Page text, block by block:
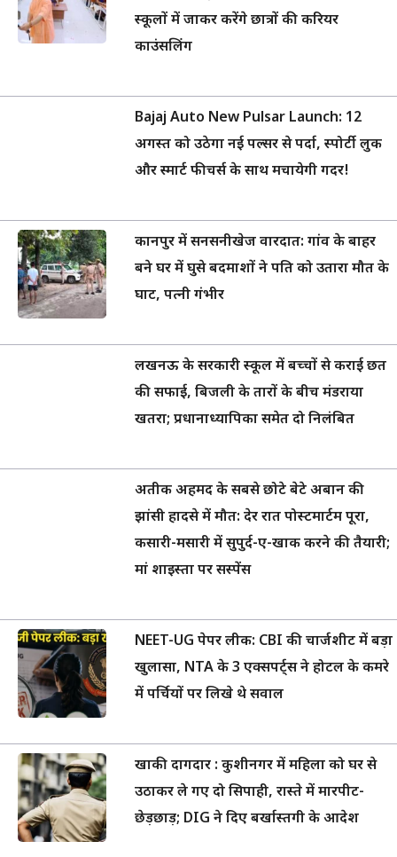
स्कूलों में जाकर करेंगे छात्रों की करियर
काउंसलिंग
Bajaj Auto New Pulsar Launch: 12
अगस्त को उठेगा नई पल्सर से पर्दा, स्पोर्टी लुक
और स्मार्ट फीचर्स के साथ मचायेगी गदर!
कानपुर में सनसनीखेज वारदात: गांव के बाहर
बने घर में घुसे बदमाशों ने पति को उतारा मौत के
घाट, पत्नी गंभीर
लखनऊ के सरकारी स्कूल में बच्चों से कराई छत
की सफाई, बिजली के तारों के बीच मंडराया
खतरा; प्रधानाध्यापिका समेत दो निलंबित
अतीक अहमद के सबसे छोटे बेटे अबान की
झांसी हादसे में मौत: देर रात पोस्टमार्टम पूरा,
कसारी-मसारी में सुपुर्द-ए-खाक करने की तैयारी;
मां शाइस्ता पर सस्पेंस
NEET-UG पेपर लीक: CBI की चार्जशीट में बड़ा
खुलासा, NTA के 3 एक्सपर्ट्स ने होटल के कमरे
में पर्चियों पर लिखे थे सवाल
खाकी दागदार : कुशीनगर में महिला को घर से
उठाकर ले गए दो सिपाही, रास्ते में मारपीट-
छेड़छाड़; DIG ने दिए बर्खास्तगी के आदेश